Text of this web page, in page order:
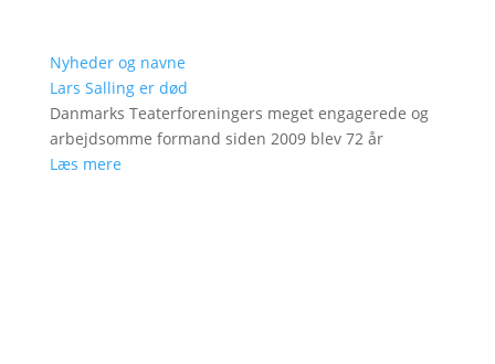
Nyheder og navne
Lars Salling er død
Danmarks Teaterforeningers meget engagerede og
arbejdsomme formand siden 2009 blev 72 år
Læs mere